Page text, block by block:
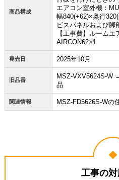
商品構成
エアコン室外機：
幅840(+62)×奥行
ビスパネルおよび脚
【工事費】ルーム
AIRCON62×1
発売日 2025年10月
旧品番
MSZ-VXV5624S-
品
関連情報 MSZ-FD5626S-Wの
工事の